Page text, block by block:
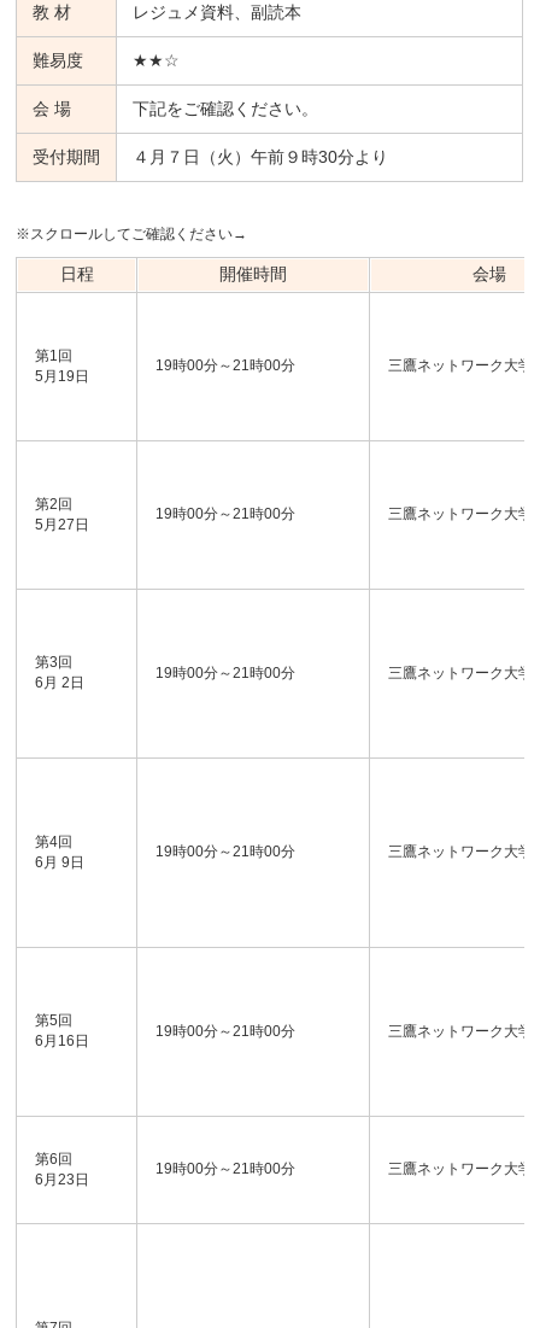
教 材 レジュメ資料、副読本
難易度 ★★☆
会 場 下記をご確認ください。
受付期間 ４月７日（火）午前９時30分より
※スクロールしてご確認ください→
日程 開催時間 会場
第1回
5月19日
19時00分～21時00分 三鷹ネットワーク大学
第2回
5月27日
19時00分～21時00分 三鷹ネットワーク大学
第3回
6月 2日
19時00分～21時00分 三鷹ネットワーク大学
第4回
6月 9日
19時00分～21時00分 三鷹ネットワーク大学
第5回
6月16日
19時00分～21時00分 三鷹ネットワーク大学
第6回
6月23日
19時00分～21時00分 三鷹ネットワーク大学